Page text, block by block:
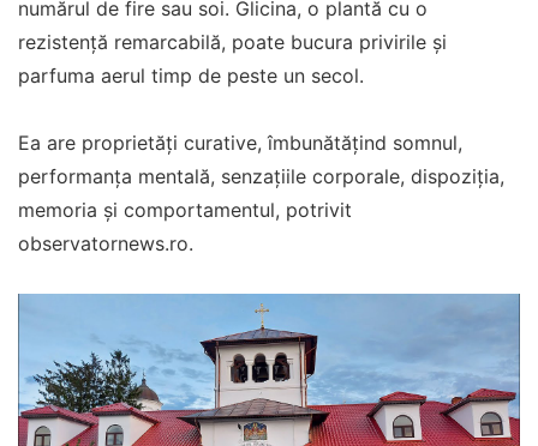
numărul de fire sau soi. Glicina, o plantă cu o
rezistență remarcabilă, poate bucura privirile și
parfuma aerul timp de peste un secol.
Ea are proprietăți curative, îmbunătățind somnul,
performanța mentală, senzațiile corporale, dispoziția,
memoria și comportamentul, potrivit
observatornews.ro.